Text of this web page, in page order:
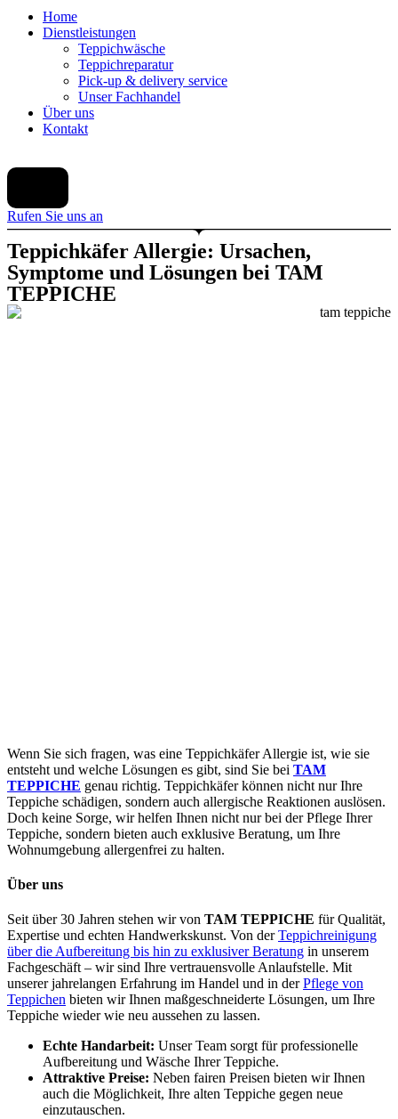
Home
Dienstleistungen
Teppichwäsche
Teppichreparatur
Pick-up & delivery service
Unser Fachhandel
Über uns
Kontakt
Rufen Sie uns an
Teppichkäfer Allergie: Ursachen,
Symptome und Lösungen bei TAM
TEPPICHE
Wenn Sie sich fragen, was eine Teppichkäfer Allergie ist, wie sie
entsteht und welche Lösungen es gibt, sind Sie bei TAM
TEPPICHE genau richtig. Teppichkäfer können nicht nur Ihre
Teppiche schädigen, sondern auch allergische Reaktionen auslösen.
Doch keine Sorge, wir helfen Ihnen nicht nur bei der Pflege Ihrer
Teppiche, sondern bieten auch exklusive Beratung, um Ihre
Wohnumgebung allergenfrei zu halten.
Über uns
Seit über 30 Jahren stehen wir von TAM TEPPICHE für Qualität,
Expertise und echten Handwerkskunst. Von derTeppichreinigung
über die Aufbereitung bis hin zu exklusiver Beratung in unserem
Fachgeschäft – wir sind Ihre vertrauensvolle Anlaufstelle. Mit
unserer jahrelangen Erfahrung im Handel und in derPflege von
Teppichen bieten wir Ihnen maßgeschneiderte Lösungen, um Ihre
Teppiche wieder wie neu aussehen zu lassen.
Echte Handarbeit: Unser Team sorgt für professionelle
Aufbereitung und Wäsche Ihrer Teppiche.
Attraktive Preise: Neben fairen Preisen bieten wir Ihnen
auch die Möglichkeit, Ihre alten Teppiche gegen neue
einzutauschen.